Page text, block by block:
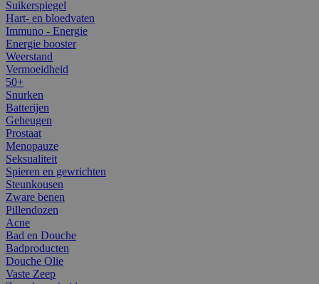
Suikerspiegel
Hart- en bloedvaten
Immuno - Energie
Energie booster
Weerstand
Vermoeidheid
50+
Snurken
Batterijen
Geheugen
Prostaat
Menopauze
Seksualiteit
Spieren en gewrichten
Steunkousen
Zware benen
Pillendozen
Acne
Bad en Douche
Badproducten
Douche Olie
Vaste Zeep